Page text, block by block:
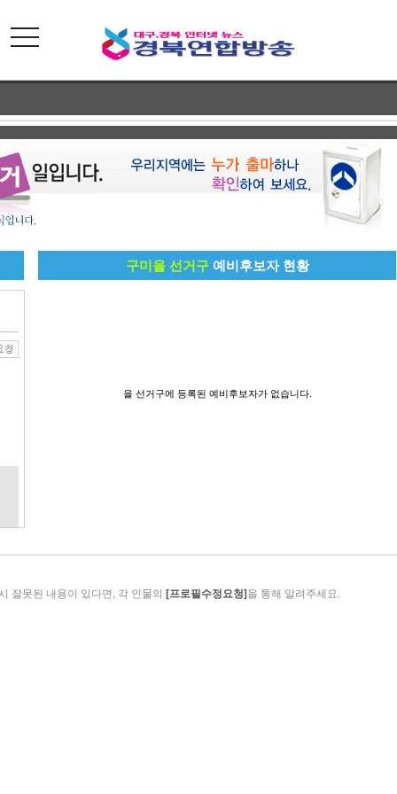
toggle
navigation
구미을 선거구 예비후보자 현황
을 선거구에 등록된 예비후보자가 없습니다.
잘못된 내용이 있다면, 각 인물의 [프로필수정요청]을 통해 알려주세요.